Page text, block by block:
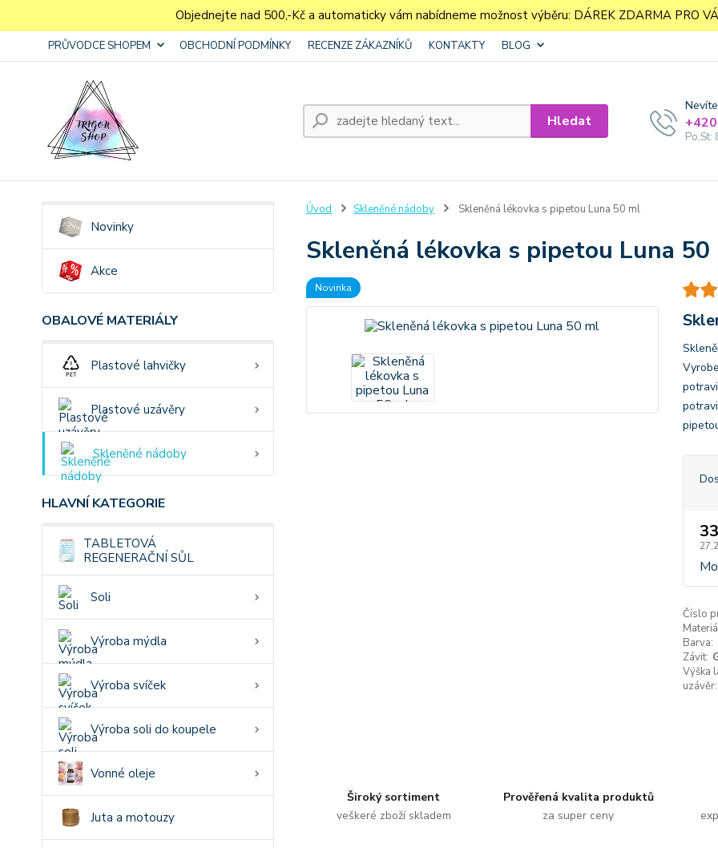
Objednejte nad 500,-Kč a automaticky vám nabídneme možnost výběru: DÁREK ZDARMA PRO
PRŮVODCE SHOPEM OBCHODNÍ PODMÍNKY RECENZE ZÁKAZNÍKŮ KONTAKTY BLOG
Hledat
Po,St:
Novinky
Akce
OBALOVÉ MATERIÁLY
Plastové lahvičky
Plastové uzávěry
Skleněné nádoby
HLAVNÍ KATEGORIE
TABLETOVÁ
REGENERAČNÍ SŮL
Soli
Výroba mýdla
Výroba svíček
Výroba soli do koupele
Vonné oleje
Juta a motouzy
Úvod Skleněné nádoby Skleněná lékovka s pipetou Luna 50 ml
Skleněná lékovka s pipetou Luna
Novinka
Číslo
Barva:
Závit:
Výška
uzávěr:
Široký sortiment
veškeré zboží skladem
Prověřená kvalita produktů
za super ceny